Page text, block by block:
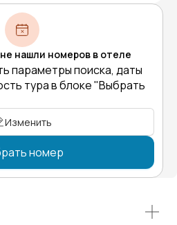
нашли номеров в отеле
параметры поиска, даты
тура в блоке "Выбрать
Изменить
номер